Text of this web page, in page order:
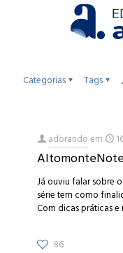
Categorias Tags
adorandoem
Já ouviu falar sobre
série tem como
Com dicas práticas
86